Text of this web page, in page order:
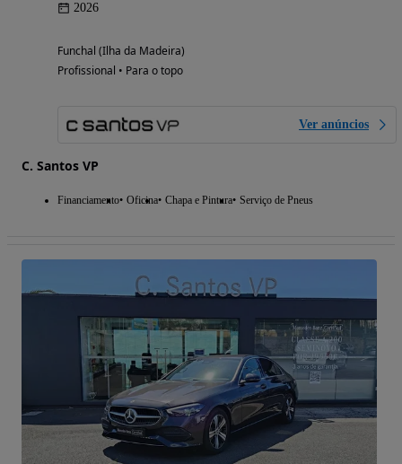
2026
Funchal (Ilha da Madeira)
Profissional • Para o topo
Ver anúncios
C. Santos VP
Financiamento Oficina Chapa e Pintura Serviço de Pneus